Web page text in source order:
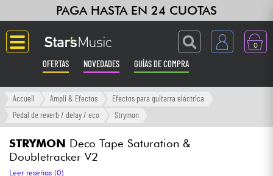
PAGA HASTA EN 24 CUOTAS
0
OFERTAS NOVEDADES GUÍAS DE COMPRA
Langue
Ampli & Efectos
Accueil Ampli & Efectos
Efectos para guitarra eléctrica
Pedal de reverb / delay / eco
Strymon
STRYMON Deco Tape Saturation &
Doubletracker V2
Leer reseñas (0)